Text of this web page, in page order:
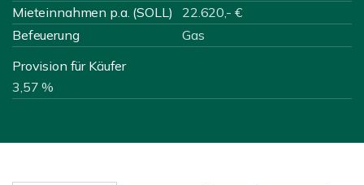
Mieteinnahmen p.a. (SOLL)
22.620,- €
Befeuerung
Gas
Provision für Käufer
3,57 %